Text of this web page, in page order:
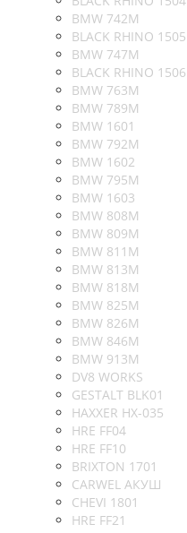
BMW 742M
BLACK RHINO 1505
BMW 747M
BLACK RHINO 1506
BMW 763M
BMW 789M
BMW 1601
BMW 792M
BMW 1602
BMW 795M
BMW 1603
BMW 808M
BMW 809M
BMW 811M
BMW 813M
BMW 818M
BMW 825M
BMW 826M
BMW 846M
BMW 913M
DV8 WORKS
GESTALT BLK01
HAXXER HX-035
HRE FF04
HRE FF10
BRIXTON 1701
CARWEL АКУШ
CHEVI 1801
HRE FF21